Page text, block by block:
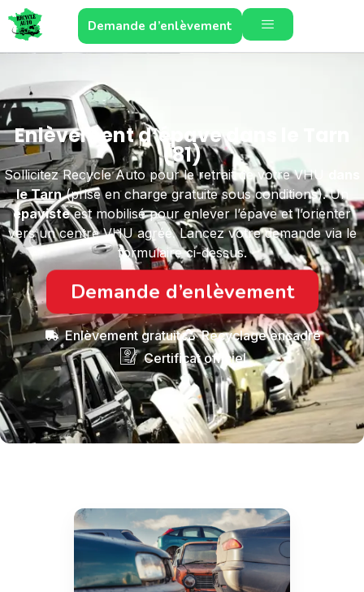
Demande d’enlèvement
Enlèvement d’épave dans le Tarn
(81)
Sollicitez Recycle Auto pour le retrait de votre VHU
le Tarn(prise en charge gratuite sous conditions). Un
épavisteest mobilisé pour enlever l’épave et l’orienter
vers un centre VHU agréé. Lancez votre demande via le
formulaire ci-dessus.
Demande d’enlèvement
Enlèvement gratuit
Recyclage encadré
Certificat officiel